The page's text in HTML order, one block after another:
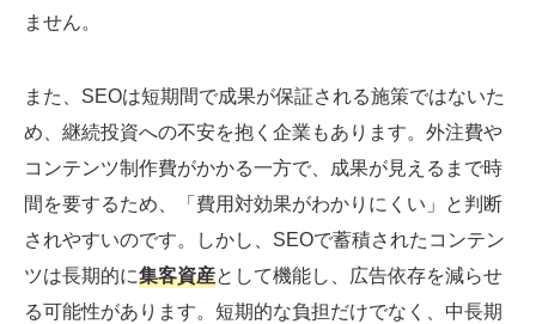
ません。
また、SEOは短期間で成果が保証される施策ではないた
め、継続投資への不安を抱く企業もあります。外注費や
コンテンツ制作費がかかる一方で、成果が見えるまで時
間を要するため、「費用対効果がわかりにくい」と判断
されやすいのです。しかし、SEOで蓄積されたコンテン
ツは長期的に集客資産として機能し、広告依存を減らせ
る可能性があります。短期的な負担だけでなく、中長期